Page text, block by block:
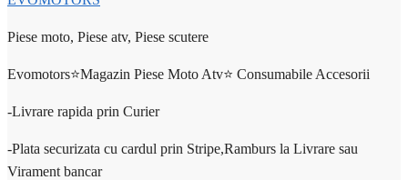
Piese moto, Piese atv, Piese scutere
Evomotors⭐️Magazin Piese Moto Atv⭐️ Consumabile Accesorii
-Livrare rapida prin Curier
-Plata securizata cu cardul prin Stripe,Ramburs la Livrare sau
Virament bancar